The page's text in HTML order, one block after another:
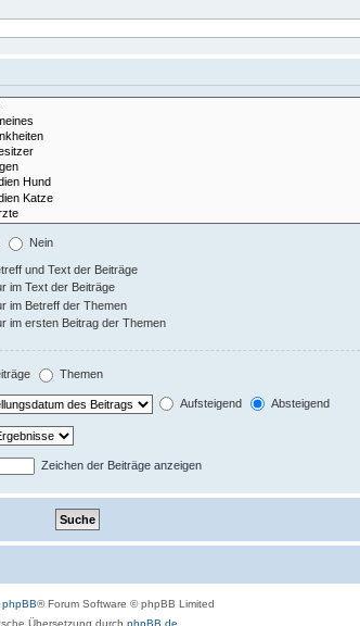
Nein
und Text der Beiträge
im Text der Beiträge
im Betreff der Themen
im ersten Beitrag der Themen
Themen
Aufsteigend Absteigend
Zeichen der Beiträge anzeigen
phpBB® Forum Software © phpBB Limited
Übersetzung durch phpBB.de